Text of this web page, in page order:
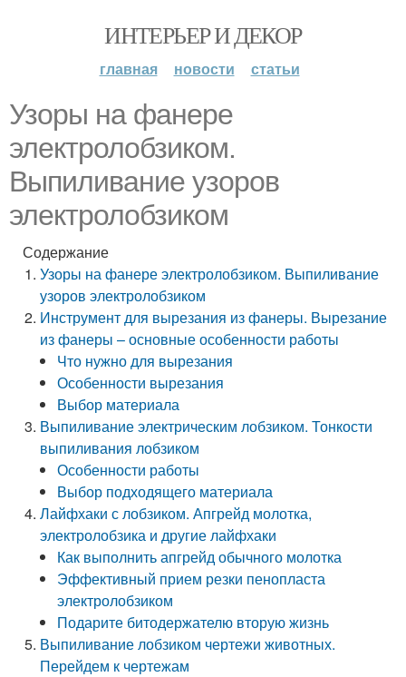
ИНТЕРЬЕР И ДЕКОР
главная новости статьи
Узоры на фанере
электролобзиком.
Выпиливание узоров
электролобзиком
Содержание
Узоры на фанере электролобзиком. Выпиливание
узоров электролобзиком
Инструмент для вырезания из фанеры. Вырезание
из фанеры – основные особенности работы
Что нужно для вырезания
Особенности вырезания
Выбор материала
Выпиливание электрическим лобзиком. Тонкости
выпиливания лобзиком
Особенности работы
Выбор подходящего материала
Лайфхаки с лобзиком. Апгрейд молотка,
электролобзика и другие лайфхаки
Как выполнить апгрейд обычного молотка
Эффективный прием резки пенопласта
электролобзиком
Подарите битодержателю вторую жизнь
Выпиливание лобзиком чертежи животных.
Перейдем к чертежам